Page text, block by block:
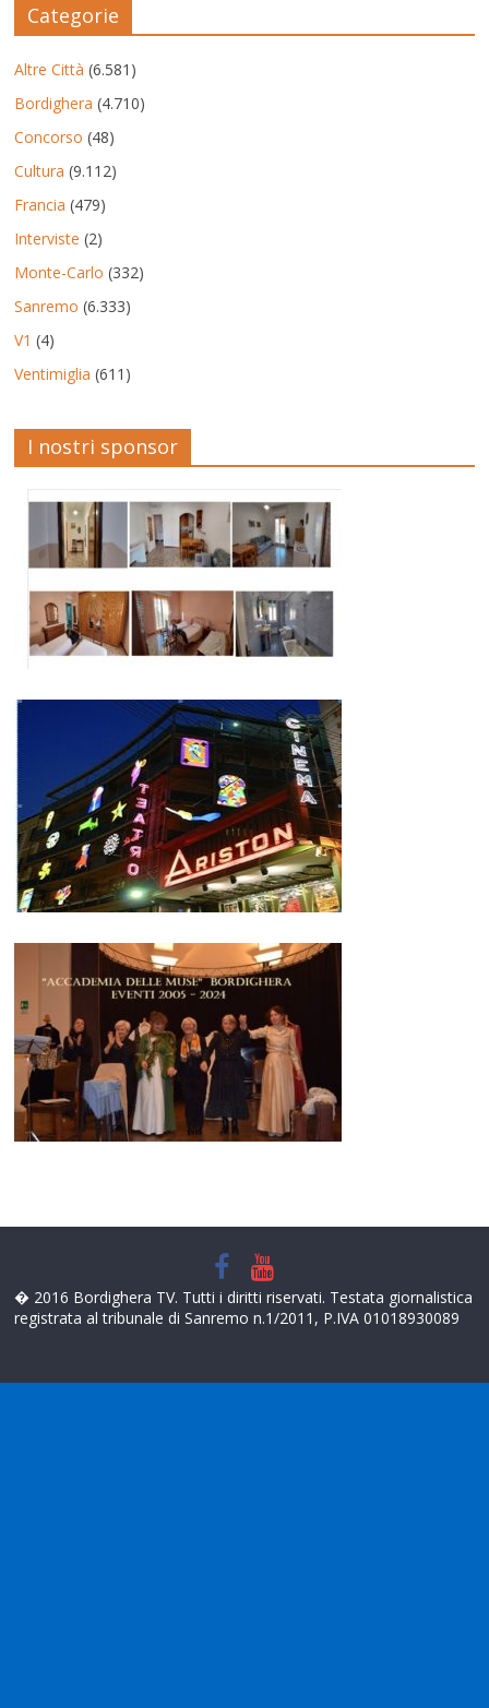
Categorie
Altre Città (6.581)
Bordighera (4.710)
Concorso (48)
Cultura (9.112)
Francia (479)
Interviste (2)
Monte-Carlo (332)
Sanremo (6.333)
V1 (4)
Ventimiglia (611)
I nostri sponsor
� 2016 Bordighera TV. Tutti i diritti riservati. Testata giornalistica
registrata al tribunale di Sanremo n.1/2011, P.IVA 01018930089